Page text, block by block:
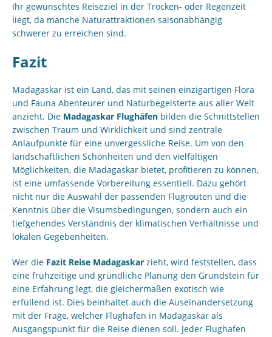
Ihr gewünschtes Reiseziel in der Trocken- oder Regenzeit
liegt, da manche Naturattraktionen saisonabhängig
schwerer zu erreichen sind.
Fazit
Madagaskar ist ein Land, das mit seinen einzigartigen Flora
und Fauna Abenteurer und Naturbegeisterte aus aller Welt
anzieht. Die Madagaskar Flughäfen bilden die Schnittstellen
zwischen Traum und Wirklichkeit und sind zentrale
Anlaufpunkte für eine unvergessliche Reise. Um von den
landschaftlichen Schönheiten und den vielfältigen
Möglichkeiten, die Madagaskar bietet, profitieren zu können,
ist eine umfassende Vorbereitung essentiell. Dazu gehört
nicht nur die Auswahl der passenden Flugrouten und die
Kenntnis über die Visumsbedingungen, sondern auch ein
tiefgehendes Verständnis der klimatischen Verhältnisse und
lokalen Gegebenheiten.
Wer die Fazit Reise Madagaskar zieht, wird feststellen, dass
eine frühzeitige und gründliche Planung den Grundstein für
eine Erfahrung legt, die gleichermaßen exotisch wie
erfüllend ist. Dies beinhaltet auch die Auseinandersetzung
mit der Frage, welcher Flughafen in Madagaskar als
Ausgangspunkt für die Reise dienen soll. Jeder Flughafen